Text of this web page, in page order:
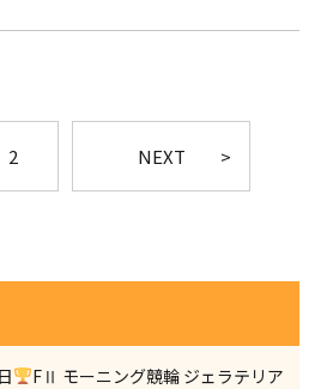
FⅡ モーニング競輪 ジェラテリア
2 NEXT